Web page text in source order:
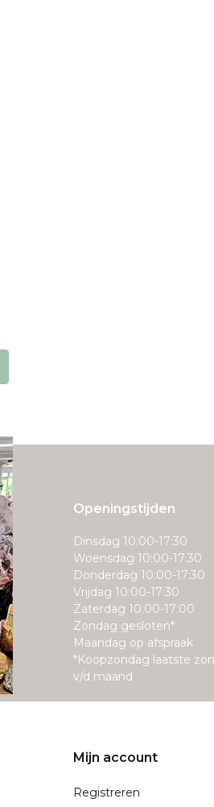
Openingstijden
Dinsdag 10:00-17:30
Woensdag 10:00-17:30
Donderdag 10:00-17:30
Vrijdag 10:00-17:30
Zaterdag 10:00-17:00
Zondag gesloten*
Maandag op afspraak
*Koopzondag laatste
v/d maand
Mijn account
Registreren